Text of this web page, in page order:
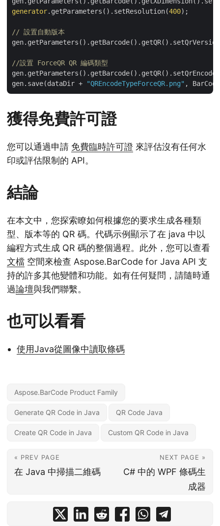
generator.getParameters().setResolution(400);
// 設置自動版本
//設置 ForceQR QR 編碼類型
gen.save(dataDir +
"QREncodeTypeForceQR.png"
獲得免費許可證
您可以通過申請 免費臨時許可證 來評估沒有任何水
印或評估限制的 API。
結論
在本文中，您探索瞭如何根據您的要求生成各種類
型、版本等的 QR 碼。代碼示例顯示了在 java 中以
編程方式生成 QR 碼的整個過程。此外，您可以查看
文檔 空間來檢查 Aspose.BarCode for Java API 支
持的許多其他變體和功能。如有任何疑問，請隨時通
過論壇與我們聯繫。
也可以看看
使用Java從圖像中讀取條碼
Aspose.BarCode Product Family
Generate QR Code in Java QR Code Java
Create QR Code in Java Custom QR Code in Java
« PREV PAGE
在 Java 中掃描二維碼
NEXT PAGE »
C# 中的 WPF 條碼生
成器